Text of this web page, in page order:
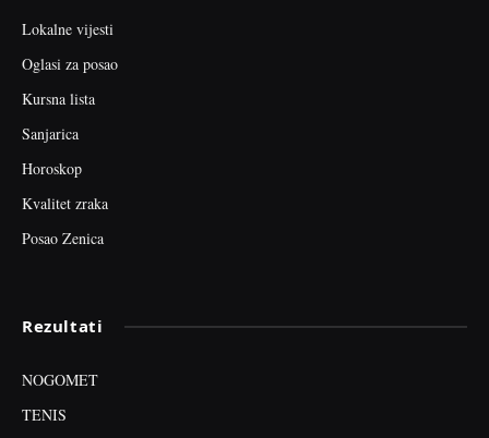
Lokalne vijesti
Oglasi za posao
Kursna lista
Sanjarica
Horoskop
Kvalitet zraka
Posao Zenica
Rezultati
NOGOMET
TENIS